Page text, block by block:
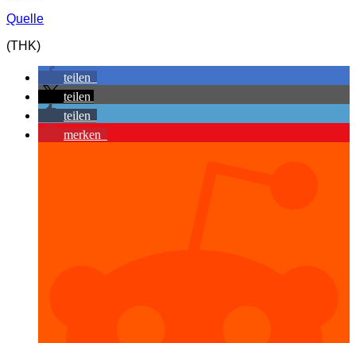
Quelle
(THK)
teilen
teilen
teilen
merken